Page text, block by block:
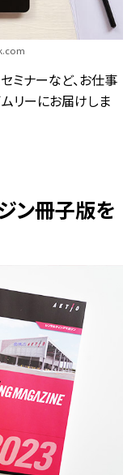
ミナーなど、お仕事
リーにお届けしま
ン冊子版を